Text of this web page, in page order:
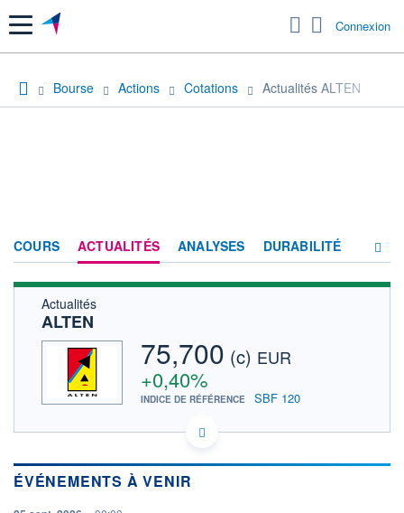
Menu Connexion
Bourse Actions Cotations Actualités ALTEN
COURS ACTUALITÉS ANALYSES DURABILITÉ
PRODUITS DE BOURSE
FORUM
HISTORIQUE
ACTIONNAIRES
Actualités
ALTEN
75,700 (c) EUR
+0,40%
INDICE DE RÉFÉRENCE SBF 120
EURONEXT PARIS DONNÉES TEMPS RÉEL
Politique d'exécution
Cotation sur les autres places
ÉVÉNEMENTS À VENIR